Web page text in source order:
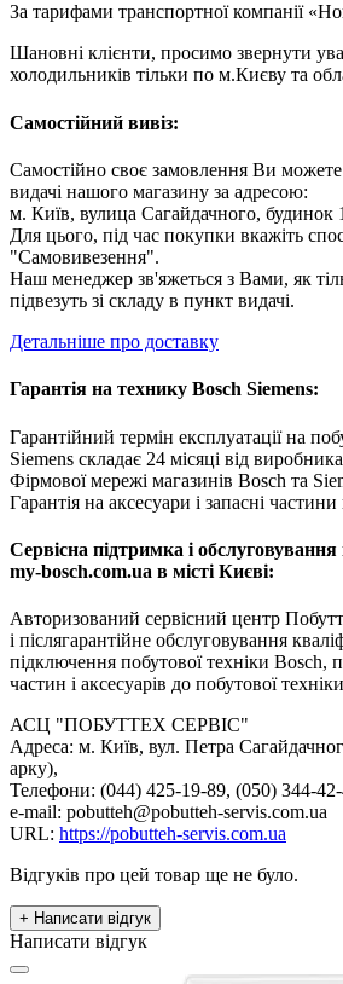
За тарифами транспортної компанії
Шановні клієнти, просимо звернути
холодильників тільки по м.Києву та
Самостійний вивіз:
Самостійно своє замовлення Ви можете
видачі нашого магазину за адресою:
м. Київ, вулица Сагайдачного, будинок
Для цього, під час покупки вкажіть
"Самовивезення".
Наш менеджер зв'яжеться з Вами, як
підвезуть зі складу в пункт видачі.
Детальніше про доставку
Гарантія на технику Bosch Siemens:
Гарантійний термін експлуатації на
Siemens складає 24 місяці від
Фірмової мережі магазинів Bosch та
Гарантія на аксесуари і запасні
Сервісна підтримка і обслуговування
my-bosch.com.ua в місті Києві:
Авторизований сервісний центр
і післягарантійне обслуговування
підключення побутової техніки Bosch,
частин і аксесуарів до побутової
АСЦ "ПОБУТТЕХ СЕРВІС"
Адреса: м. Київ, вул. Петра
арку),
Телефони: (044) 425-19-89, (050) 344-
e-mail: pobutteh@pobutteh-servis.com.ua
URL: https://pobutteh-servis.com.ua
Відгуків про цей товар ще не було.
+ Написати відгук
Написати відгук